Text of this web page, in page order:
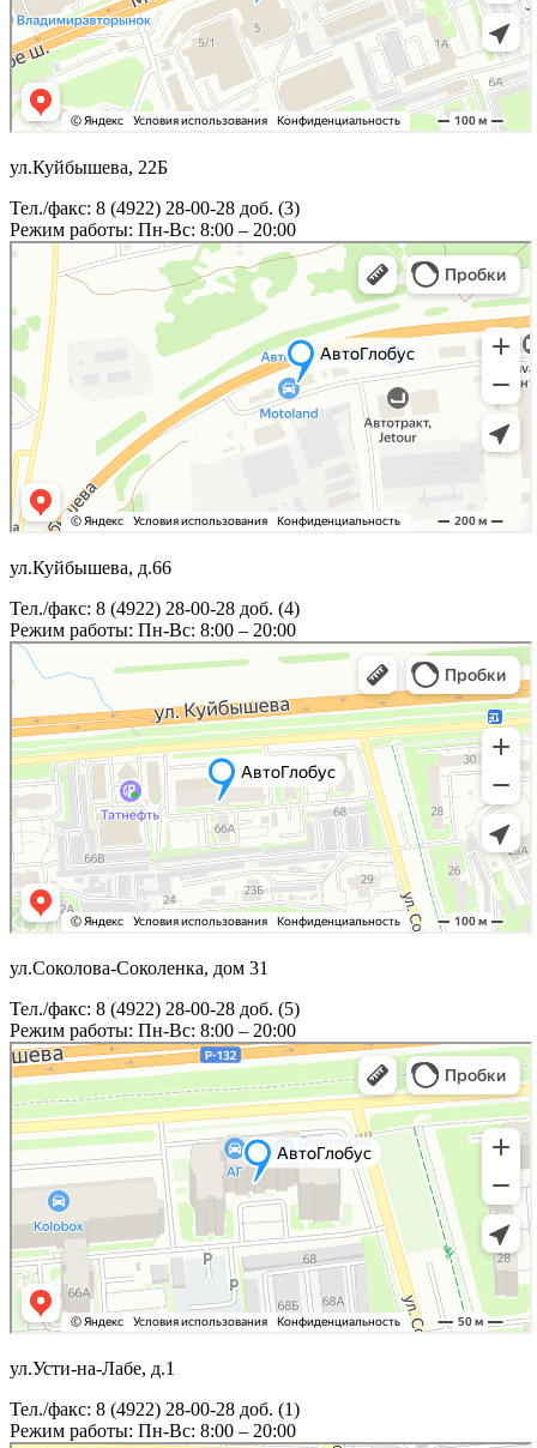
ул.Куйбышева, 22Б
Тел./факс: 8 (4922) 28-00-28 доб. (3)
Режим работы: Пн-Вс: 8:00 – 20:00
ул.Куйбышева, д.66
Тел./факс: 8 (4922) 28-00-28 доб. (4)
Режим работы: Пн-Вс: 8:00 – 20:00
ул.Соколова-Соколенка, дом 31
Тел./факс: 8 (4922) 28-00-28 доб. (5)
Режим работы: Пн-Вс: 8:00 – 20:00
ул.Усти-на-Лабе, д.1
Тел./факс: 8 (4922) 28-00-28 доб. (1)
Режим работы: Пн-Вс: 8:00 – 20:00